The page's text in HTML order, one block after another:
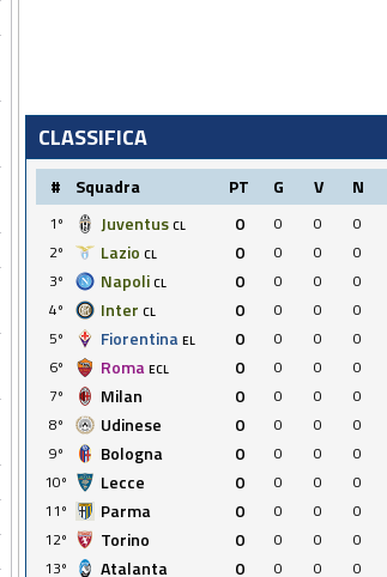
CLASSIFICA
# Squadra PT G V N
1º Juventus CL 0 0 0 0
2º
Lazio CL 0 0 0 0
3º
Napoli CL 0 0 0 0
4º
Inter CL 0 0 0 0
5º
Fiorentina EL 0 0 0 0
6º
Roma ECL 0 0 0 0
7º
Milan 0 0 0 0
8º
Udinese 0 0 0 0
9º
Bologna 0 0 0 0
10º
Lecce 0 0 0 0
11º
Parma 0 0 0 0
12º
Torino 0 0 0 0
13º
Atalanta 0 0 0 0